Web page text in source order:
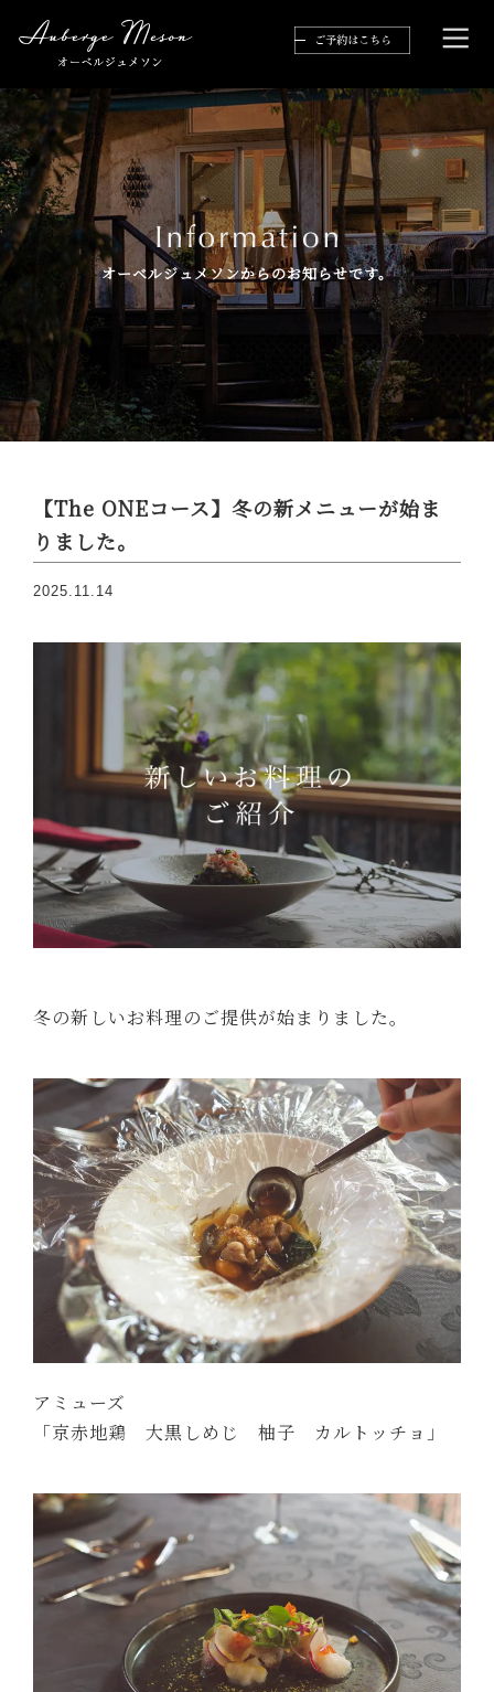
オーベルジュメソンからのお知らせです。
【The ONEコース】冬の新メニューが始ま
りました。
2025.11.14
冬の新しいお料理のご提供が始まりました。
アミューズ
「京赤地鶏 大黒しめじ 柚子 カルトッチョ」